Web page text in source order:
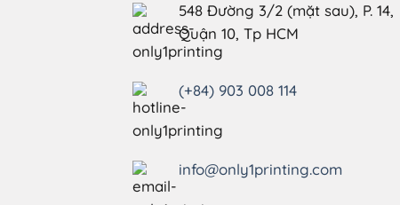
548 Đường 3/2 (mặt sau), P. 14,
Quận 10, Tp HCM
(+84) 903 008 114
info@only1printing.com